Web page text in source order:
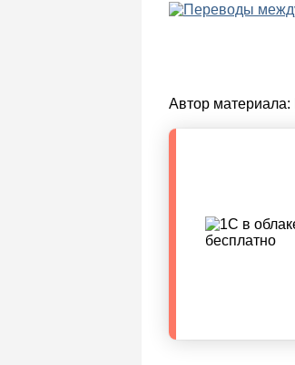
Автор материала: